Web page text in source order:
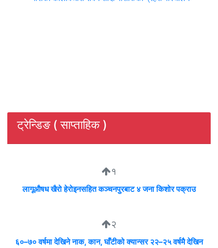
ट्रेन्डिङ ( साप्ताहिक )
१
लागूऔषध खैरो हेरोइनसहित कञ्चनपुरबाट ४ जना किशोर पक्राउ
२
६०–७० वर्षमा देखिने नाक, कान, घाँटीको क्यान्सर २२–२५ वर्षमै देखिन